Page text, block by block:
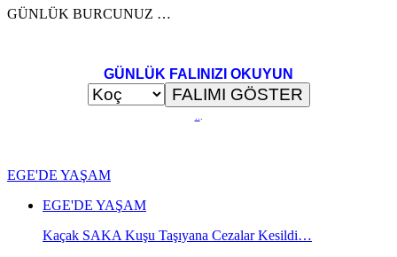
GÜNLÜK BURCUNUZ …
GÜNLÜK FALINIZI OKUYUN
...
EGE'DE YAŞAM
EGE'DE YAŞAM
Kaçak SAKA Kuşu Taşıyana Cezalar Kesildi…